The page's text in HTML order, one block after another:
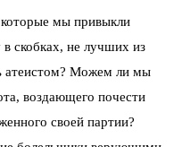
мы привыкли
скобках, не лучших из
атеистом? Можем ли мы
воздающего почести
своей партии?